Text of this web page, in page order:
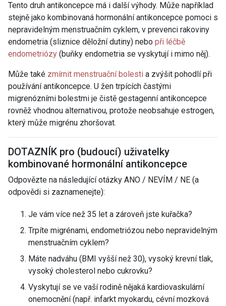
Tento druh antikoncepce má i další výhody. Může například
stejně jako kombinovaná hormonální antikoncepce pomoci s
nepravidelným menstruačním cyklem, v prevenci rakoviny
endometria (sliznice děložní dutiny) nebo při léčbě
endometriózy (buňky endometria se vyskytují i mimo něj).
Může také zmírnit menstruační bolesti a zvýšit pohodlí při
používání antikoncepce. U žen trpících častými
migrenózními bolestmi je čistě gestagenní antikoncepce
rovněž vhodnou alternativou, protože neobsahuje estrogen,
který může migrénu zhoršovat.
DOTAZNÍK pro (budoucí) uživatelky
kombinované hormonální antikoncepce
Odpovězte na následující otázky ANO / NEVÍM / NE (a
odpovědi si zaznamenejte):
Je vám více než 35 let a zároveň jste kuřačka?
Trpíte migrénami, endometriózou nebo nepravidelným
menstruačním cyklem?
Máte nadváhu (BMI vyšší než 30), vysoký krevní tlak,
vysoký cholesterol nebo cukrovku?
Vyskytují se ve vaší rodině nějaká kardiovaskulární
onemocnění (např. infarkt myokardu, cévní mozková